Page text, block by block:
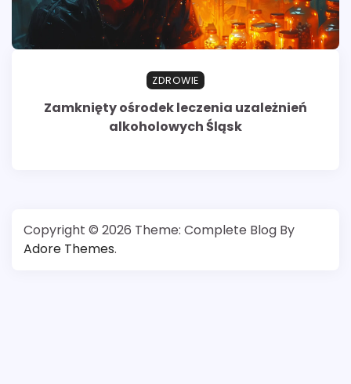
ZDROWIE
Zamknięty ośrodek leczenia uzależnień
alkoholowych Śląsk
Copyright © 2026 Theme: Complete Blog By
Adore Themes.